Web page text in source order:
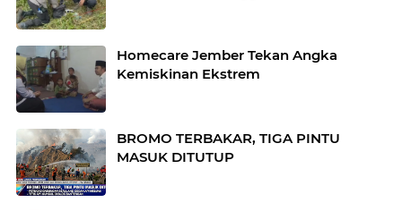
Homecare Jember Tekan Angka
Kemiskinan Ekstrem
BROMO TERBAKAR, TIGA PINTU
MASUK DITUTUP